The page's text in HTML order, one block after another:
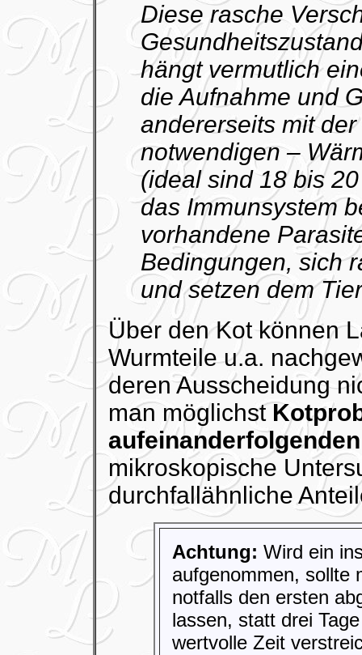
Diese rasche
hängt vermutlich
die Aufnahme und
andererseits mit
notwendigen –
(ideal sind 18 bis
das Immunsystem
vorhandene
Bedingungen, sich
und setzen dem
Über den Kot können
Wurmteile u.a.
deren Ausscheidung
man möglichst
mikroskopische
durchfallähnliche
Achtung: Wird ein
aufgenommen, sollte
notfalls den ersten
lassen, statt drei
wertvolle Zeit